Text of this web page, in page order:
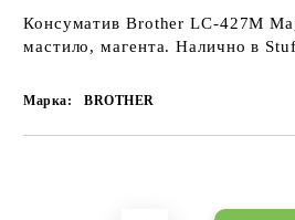
Консуматив Brother LC-427M
мастило, магента. Налично в
Марка: BROTHER